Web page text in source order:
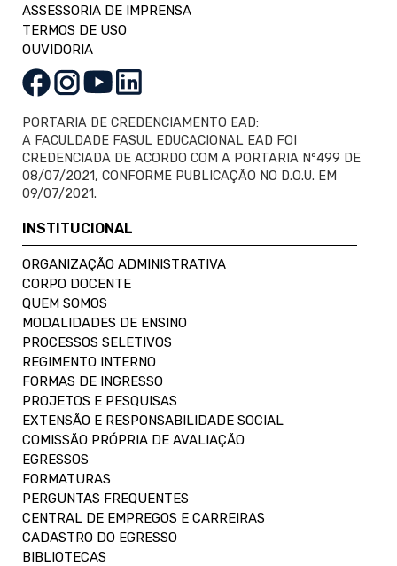
ASSESSORIA DE IMPRENSA
TERMOS DE USO
OUVIDORIA
PORTARIA DE CREDENCIAMENTO EAD:
A FACULDADE FASUL EDUCACIONAL EAD FOI
CREDENCIADA DE ACORDO COM A PORTARIA Nº499 DE
08/07/2021, CONFORME PUBLICAÇÃO NO D.O.U. EM
09/07/2021.
INSTITUCIONAL
ORGANIZAÇÃO ADMINISTRATIVA
CORPO DOCENTE
QUEM SOMOS
MODALIDADES DE ENSINO
PROCESSOS SELETIVOS
REGIMENTO INTERNO
FORMAS DE INGRESSO
PROJETOS E PESQUISAS
EXTENSÃO E RESPONSABILIDADE SOCIAL
COMISSÃO PRÓPRIA DE AVALIAÇÃO
EGRESSOS
FORMATURAS
PERGUNTAS FREQUENTES
CENTRAL DE EMPREGOS E CARREIRAS
CADASTRO DO EGRESSO
BIBLIOTECAS